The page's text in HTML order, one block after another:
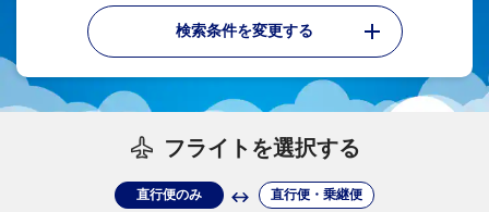
検索条件を変更する
フライトを選択する
直行便のみ 直行便・乗継便